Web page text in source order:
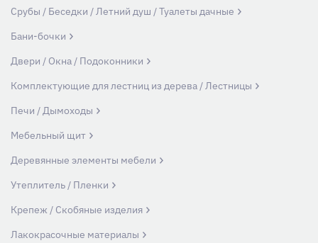
Срубы / Беседки / Летний душ / Туалеты дачные
Бани-бочки
Двери / Окна / Подоконники
Комплектующие для лестниц из дерева / Лестницы
Печи / Дымоходы
Мебельный щит
Деревянные элементы мебели
Утеплитель / Пленки
Крепеж / Скобяные изделия
Лакокрасочные материалы